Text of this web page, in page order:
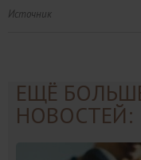
Источник
ЕЩЁ
НОВОСТЕЙ: